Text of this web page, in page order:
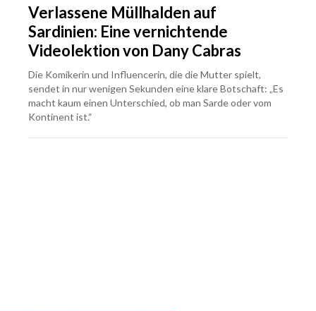
Verlassene Müllhalden auf
Sardinien: Eine vernichtende
Videolektion von Dany Cabras
Die Komikerin und Influencerin, die die Mutter spielt,
sendet in nur wenigen Sekunden eine klare Botschaft: „Es
macht kaum einen Unterschied, ob man Sarde oder vom
Kontinent ist.“